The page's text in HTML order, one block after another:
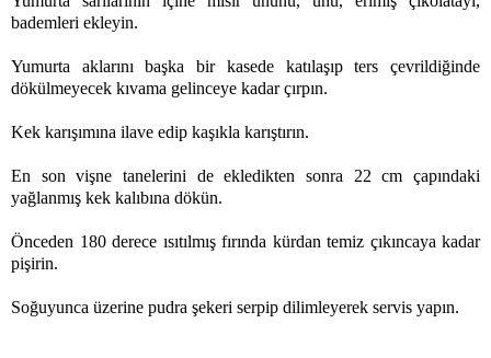
bademleri ekleyin.
Yumurta aklarını başka bir kasede katılaşıp ters çevrildiğinde
dökülmeyecek kıvama gelinceye kadar çırpın.
Kek karışımına ilave edip kaşıkla karıştırın.
En son vişne tanelerini de ekledikten sonra 22 cm çapındaki
yağlanmış kek kalıbına dökün.
Önceden 180 derece ısıtılmış fırında kürdan temiz çıkıncaya kadar
pişirin.
Soğuyunca üzerine pudra şekeri serpip dilimleyerek servis yapın.